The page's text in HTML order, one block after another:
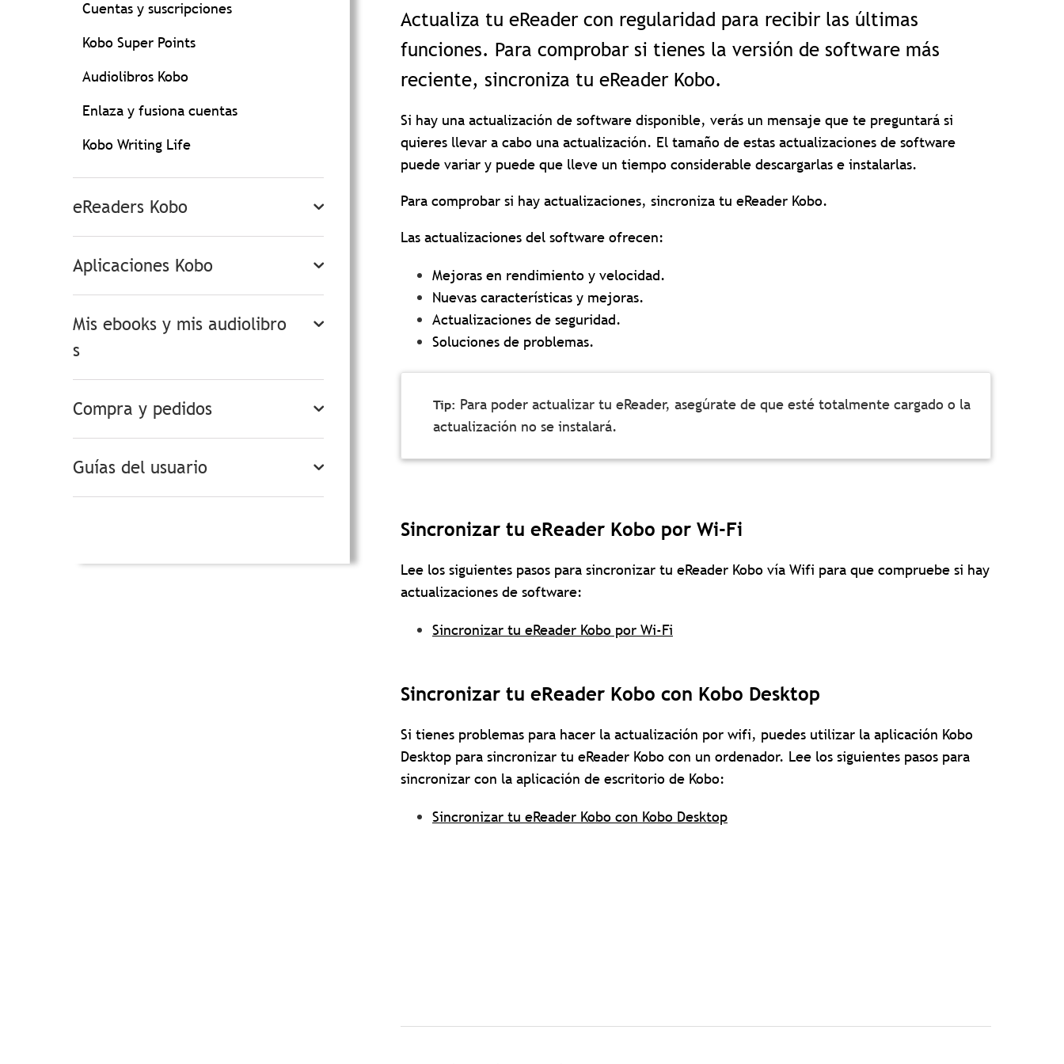
Cuentas y suscripciones
Kobo Super Points
Audiolibros Kobo
Enlaza y fusiona cuentas
Kobo Writing Life
eReaders Kobo
Aplicaciones Kobo
Mis ebooks y mis audiolibro
s
Compra y pedidos
Guías del usuario
Actualiza tu eReader con regularidad para recibir las últimas
funciones. Para comprobar si tienes la versión de software más
reciente, sincroniza tu eReader Kobo.
Si hay una actualización de software disponible, verás un mensaje que te preguntará si
quieres llevar a cabo una actualización. El tamaño de estas actualizaciones de software
puede variar y puede que lleve un tiempo considerable descargarlas e instalarlas.
Para comprobar si hay actualizaciones, sincroniza tu eReader Kobo.
Las actualizaciones del software ofrecen:
Mejoras en rendimiento y velocidad.
Nuevas características y mejoras.
Actualizaciones de seguridad.
Soluciones de problemas.
Para poder actualizar tu eReader, asegúrate de que esté totalmente cargado o la
actualización no se instalará.
Sincronizar tu eReader Kobo por Wi-Fi
Lee los siguientes pasos para sincronizar tu eReader Kobo vía Wifi para que compruebe si hay
actualizaciones de software:
Sincronizar tu eReader Kobo por Wi-Fi
Sincronizar tu eReader Kobo con Kobo Desktop
Si tienes problemas para hacer la actualización por wifi, puedes utilizar la aplicación Kobo
Desktop para sincronizar tu eReader Kobo con un ordenador. Lee los siguientes pasos para
sincronizar con la aplicación de escritorio de Kobo:
Sincronizar tu eReader Kobo con Kobo Desktop